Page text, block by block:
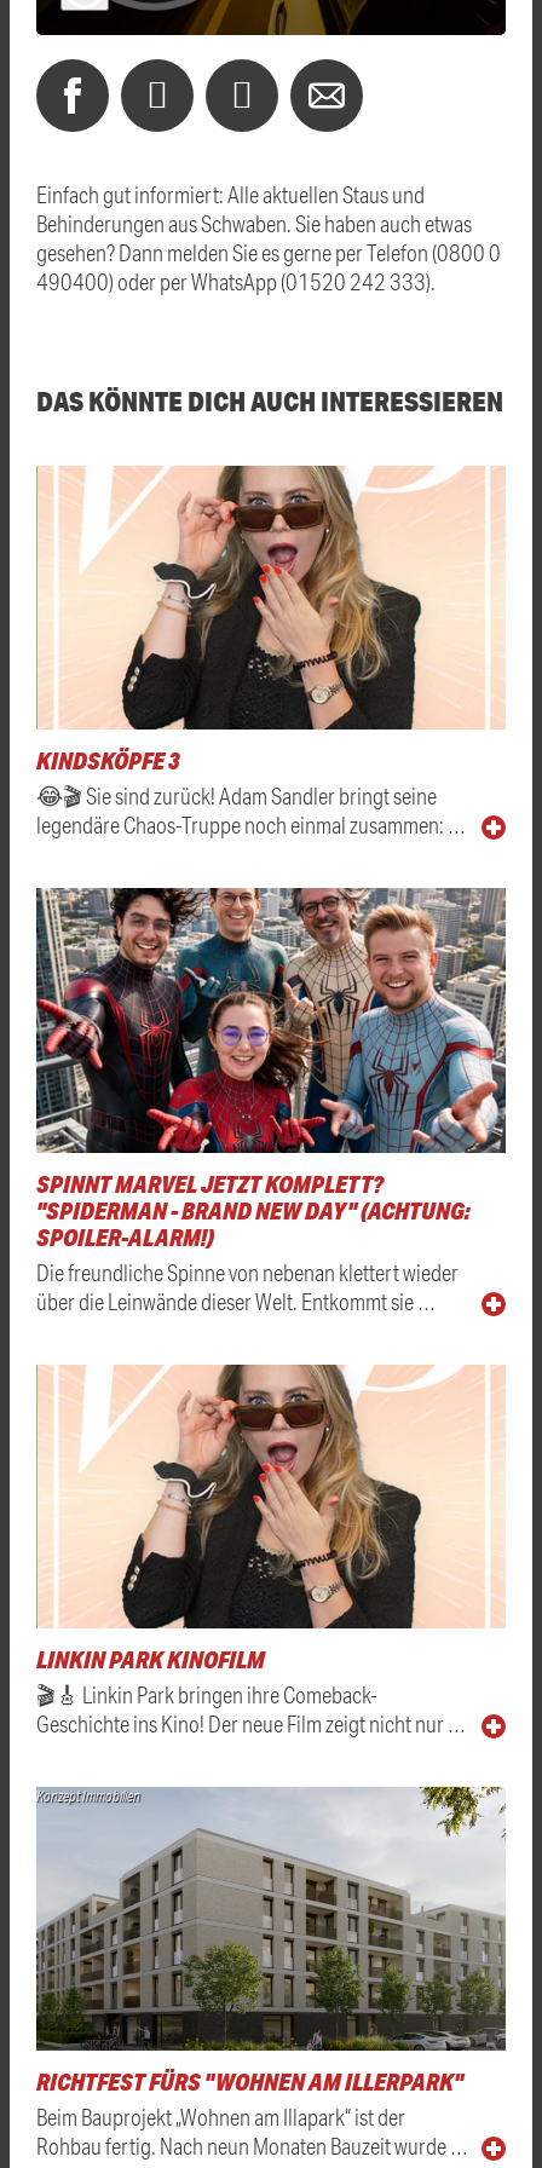
Einfach gut informiert: Alle aktuellen Staus und
Behinderungen aus Schwaben. Sie haben auch etwas
gesehen? Dann melden Sie es gerne per Telefon (0800 0
490400) oder per WhatsApp (01520 242 333).
DAS KÖNNTE DICH AUCH INTERESSIEREN
KINDSKÖPFE 3
😂🎬 Sie sind zurück! Adam Sandler bringt seine
legendäre Chaos-Truppe noch einmal zusammen: …
SPINNT MARVEL JETZT KOMPLETT?
"SPIDERMAN - BRAND NEW DAY" (ACHTUNG:
SPOILER-ALARM!)
Die freundliche Spinne von nebenan klettert wieder
über die Leinwände dieser Welt. Entkommt sie …
LINKIN PARK KINOFILM
🎬🎸 Linkin Park bringen ihre Comeback-
Geschichte ins Kino! Der neue Film zeigt nicht nur …
Konzept Immobilien
RICHTFEST FÜRS "WOHNEN AM ILLERPARK"
Beim Bauprojekt „Wohnen am Illapark“ ist der
Rohbau fertig. Nach neun Monaten Bauzeit wurde …